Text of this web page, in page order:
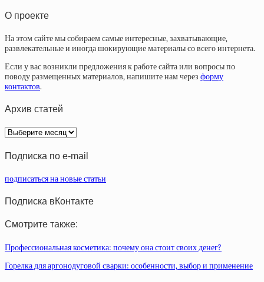
О проекте
На этом сайте мы собираем самые интересные, захватывающие,
развлекательные и иногда шокирующие материалы со всего интернета.
Если у вас возникли предложения к работе сайта или вопросы по
поводу размещенных материалов, напишите нам через форму
контактов.
Архив статей
Архив
статей
Подписка по e-mail
подписаться на новые статьи
Подписка вКонтакте
Смотрите также:
Профессиональная косметика: почему она стоит своих денег?
Горелка для аргонодуговой сварки: особенности, выбор и применение